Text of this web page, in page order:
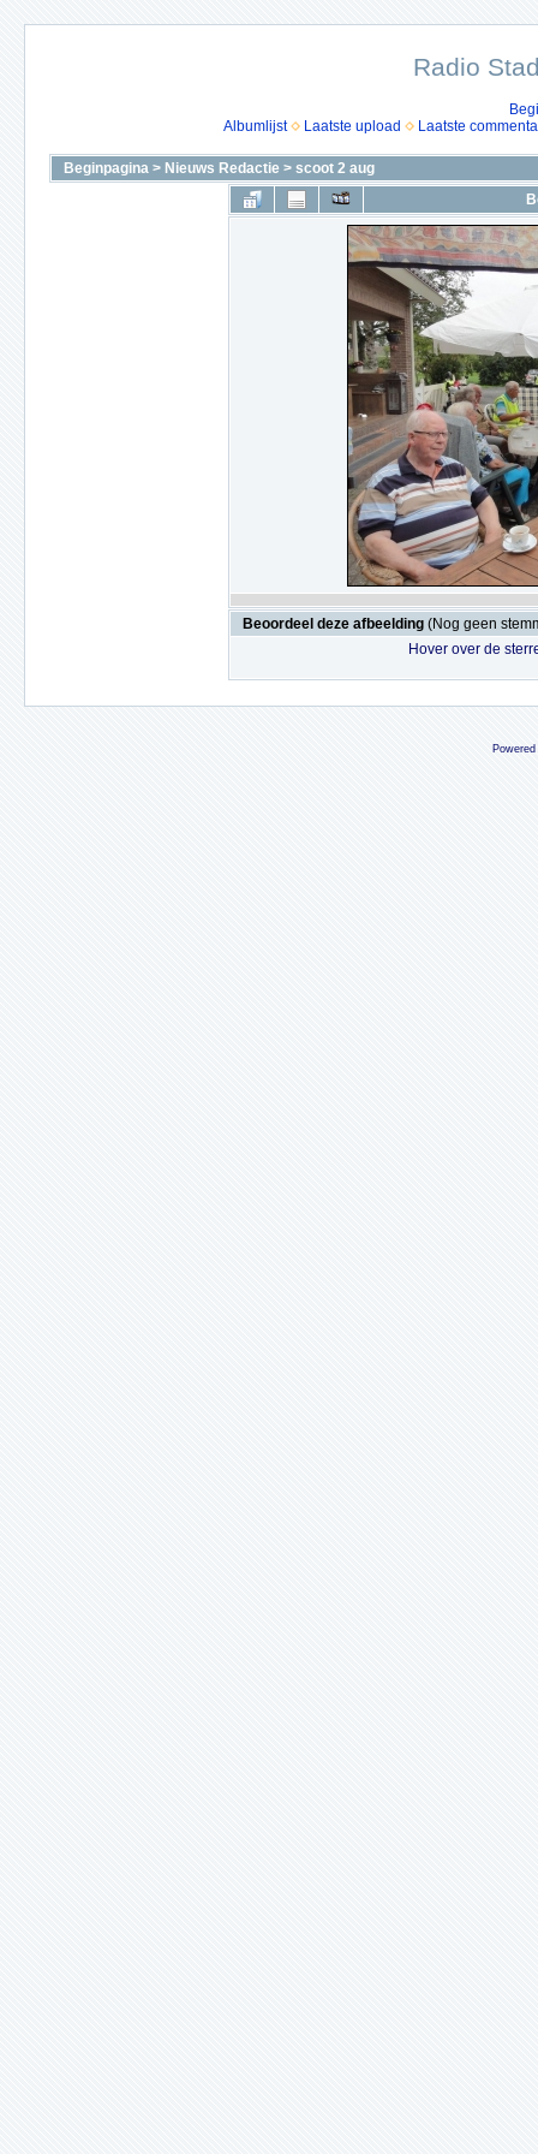
Radio
Albumlijst
Laatste upload Laatste
Beginpagina > Nieuws Redactie > scoot 2 aug
Beoordeel deze afbeelding (Nog geen
Hover over de